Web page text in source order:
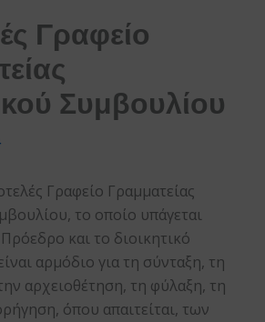
Γραφείο
Συμβουλίου
Γραφείο Γραμματείας
το οποίο υπάγεται
και το διοικητικό
αρμόδιο για τη σύνταξη, τη
αρχειοθέτηση, τη φύλαξη, τη
όπου απαιτείται, των